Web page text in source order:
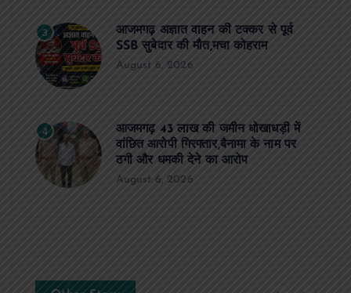
3
आजमगढ़ अज्ञात वाहन की टक्कर से पूर्व
SSB सुबेदार की मौत,मचा कोहराम
August 6, 2026
4
आजमगढ़ 43 लाख की जमीन धोखाधड़ी में
वांछित आरोपी गिरफ्तार,बैनामा के नाम पर
ठगी और धमकी देने का आरोप
August 6, 2026